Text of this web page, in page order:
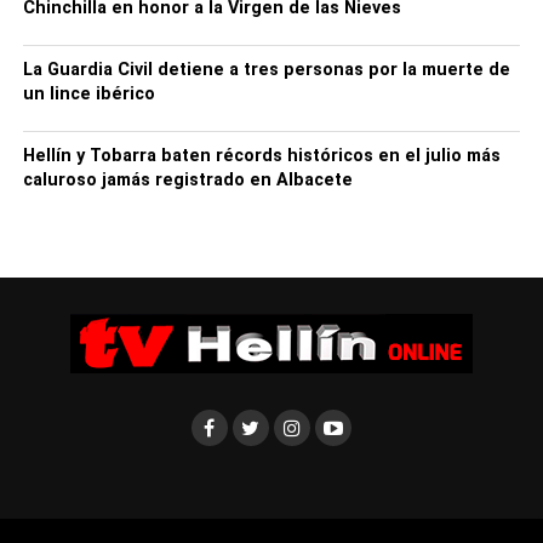
cooperativo y en particular a las cooperativas más
ésta es la primera convocatoria en la que las
cooperativas más grandes no han entrado en las ayudas
pueden acceder bodegas de dimensión más pequeña.
Chinchilla en honor a la Virgen de las Nieves
La Guardia Civil detiene a tres personas por la muerte de
un lince ibérico
Hellín y Tobarra baten récords históricos en el julio más
caluroso jamás registrado en Albacete